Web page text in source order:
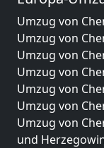
Umzug von
Umzug von
Umzug von
Umzug von
Umzug von
Umzug von
Umzug von
und